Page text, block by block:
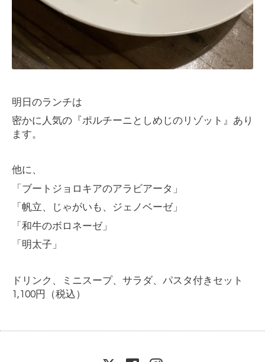
明日のランチは
密かに人気の『ポルチーニとしめじのリゾット』あり
ます。
他に、
「ブートジョロキアのアラビアータ」
「帆立、じゃがいも、ジェノベーゼ」
「和牛のボロネーゼ」
「明太子」
ドリンク、ミニスープ、サラダ、パスタ付きセット
1,100円（税込）